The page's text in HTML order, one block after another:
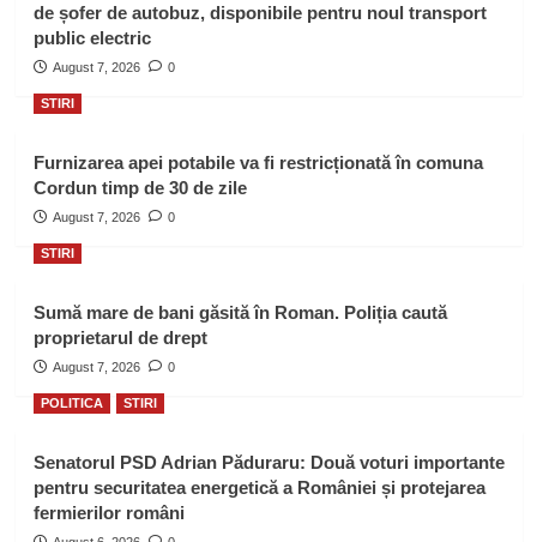
de șofer de autobuz, disponibile pentru noul transport
public electric
August 7, 2026 0
STIRI
Furnizarea apei potabile va fi restricționată în comuna
Cordun timp de 30 de zile
August 7, 2026 0
STIRI
Sumă mare de bani găsită în Roman. Poliția caută
proprietarul de drept
August 7, 2026 0
POLITICA STIRI
Senatorul PSD Adrian Păduraru: Două voturi importante
pentru securitatea energetică a României și protejarea
fermierilor români